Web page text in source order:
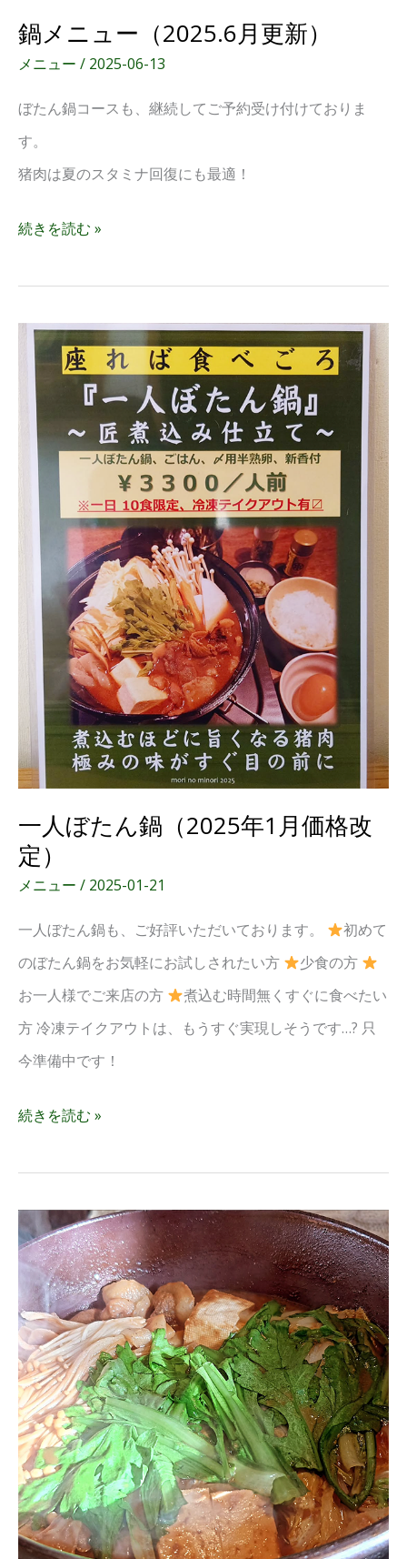
鍋メニュー（2025.6月更新）
メニュー / 2025-06-13
ぼたん鍋コースも、継続してご予約受け付けておりま
す。
猪肉は夏のスタミナ回復にも最適！
続きを読む »
一人ぼたん鍋（2025年1月価格改
定）
メニュー / 2025-01-21
一人ぼたん鍋も、ご好評いただいております。
初めて
のぼたん鍋をお気軽にお試しされたい方
少食の方
お一人様でご来店の方
煮込む時間無くすぐに食べたい
方 冷凍テイクアウトは、もうすぐ実現しそうです…? 只
今準備中です！
改
定）
続きを読む »
価
格
改
定
の
お
知
ら
せ